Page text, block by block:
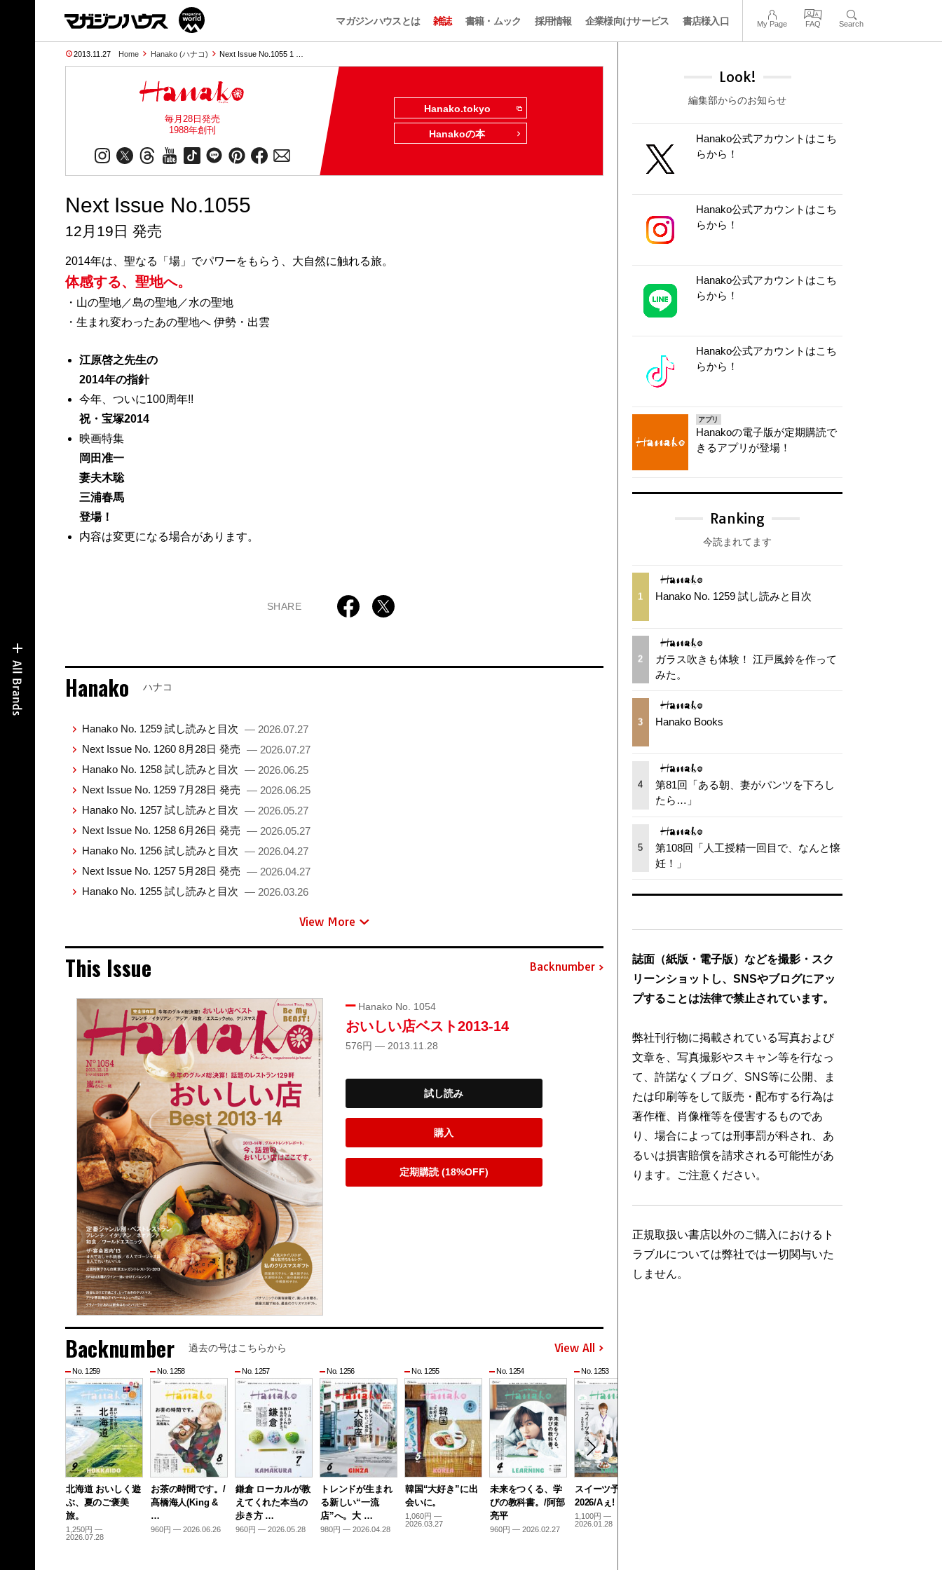
マガジンハウスとは 雑誌 書籍・ムック 採用情報 企業様向けサービス 書店様入口 My Page FAQ Search
2013.11.27 Home Hanako (ハナコ) Next Issue No.1055 1 …
毎月28日発売
1988年創刊
Hanako.tokyo
Hanakoの本
Next Issue No.1055
12月19日 発売
2014年は、聖なる「場」でパワーをもらう、大自然に触れる旅。
体感する、聖地へ。
・山の聖地／島の聖地／水の聖地
・生まれ変わったあの聖地へ 伊勢・出雲
江原啓之先生の
2014年の指針
今年、ついに100周年!!
祝・宝塚2014
映画特集
岡田准一
妻夫木聡
三浦春馬
登場！
内容は変更になる場合があります。
SHARE
Hanako ハナコ
Hanako No. 1259 試し読みと目次 — 2026.07.27
Next Issue No. 1260 8月28日 発売 — 2026.07.27
Hanako No. 1258 試し読みと目次 — 2026.06.25
Next Issue No. 1259 7月28日 発売 — 2026.06.25
Hanako No. 1257 試し読みと目次 — 2026.05.27
Next Issue No. 1258 6月26日 発売 — 2026.05.27
Hanako No. 1256 試し読みと目次 — 2026.04.27
Next Issue No. 1257 5月28日 発売 — 2026.04.27
Hanako No. 1255 試し読みと目次 — 2026.03.26
View More
This Issue Backnumber
Hanako No. 1054
おいしい店ベスト2013-14
576円 — 2013.11.28
試し読み
購入
定期購読 (18%OFF)
Backnumber 過去の号はこちらから View All
No. 1259
北海道 おいしく遊
ぶ、夏のご褒美
旅。
1,250円 —
2026.07.28
No. 1258
お茶の時間です。/
髙橋海人(King &
…
960円 — 2026.06.26
No. 1257
鎌倉 ローカルが教
えてくれた本当の
歩き方 …
960円 — 2026.05.28
No. 1256
トレンドが生まれ
る新しい“一流
店”へ。大 …
980円 — 2026.04.28
No. 1255
韓国“大好き”に出
会いに。
1,060円 —
2026.03.27
No. 1254
未来をつくる、学
びの教科書。/阿部
亮平
960円 — 2026.02.27
No. 1253
スイーツ予想図
2026/Aぇ! grou …
1,100円 —
2026.01.28
Look!
編集部からのお知らせ
Hanako公式アカウントはこち
らから！
Hanako公式アカウントはこち
らから！
Hanako公式アカウントはこち
らから！
Hanako公式アカウントはこち
らから！
アプリ
Hanakoの電子版が定期購読で
きるアプリが登場！
Ranking
今読まれてます
1 Hanako No. 1259 試し読みと目次
2
ガラス吹きも体験！ 江戸風鈴を作って
みた。
3 Hanako Books
4
第81回「ある朝、妻がパンツを下ろし
たら…」
5
第108回「人工授精一回目で、なんと懐
妊！」
誌面（紙版・電子版）などを撮影・スク
リーンショットし、SNSやブログにアッ
プすることは法律で禁止されています。
弊社刊行物に掲載されている写真および
文章を、写真撮影やスキャン等を行なっ
て、許諾なくブログ、SNS等に公開、ま
たは印刷等をして販売・配布する行為は
著作権、肖像権等を侵害するものであ
り、場合によっては刑事罰が科され、あ
るいは損害賠償を請求される可能性があ
ります。ご注意ください。
正規取扱い書店以外のご購入におけるト
ラブルについては弊社では一切関与いた
しません。